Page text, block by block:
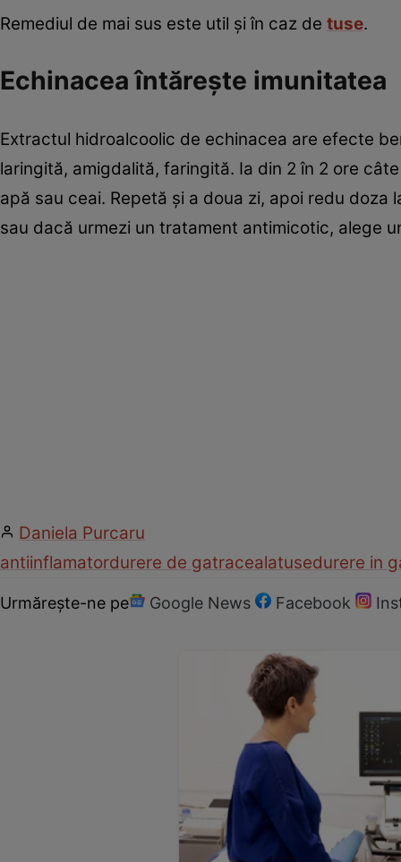
Remediul de mai sus este util şi în caz de tuse.
Echinacea întăreşte imunitatea
Extractul hidroalcoolic de echinacea are efecte
laringită, amigdalită, faringită. Ia din 2 în 2 ore
apă sau ceai. Repetă şi a doua zi, apoi redu
sau dacă urmezi un tratament antimicotic, alege
Daniela Purcaru
antiinflamatordurere de gatracealatusedurere in
Urmărește-ne pe Google News Facebook